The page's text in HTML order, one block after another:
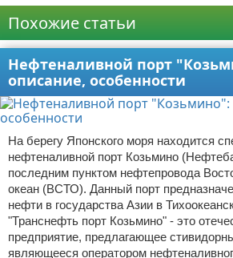
Похожие статьи
Нефтеналивной порт
описание, особенности
На берегу Японского моря находится
нефтеналивной порт Козьмино
последним пунктом нефтепровода
океан (ВСТО). Данный порт
нефти в государства Азии в
"Транснефть порт Козьмино" - это
предприятие, предлагающее
являющееся оператором